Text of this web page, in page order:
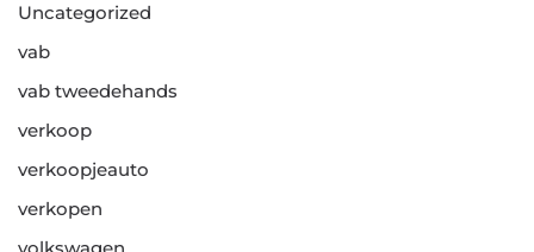
Uncategorized
vab
vab tweedehands
verkoop
verkoopjeauto
verkopen